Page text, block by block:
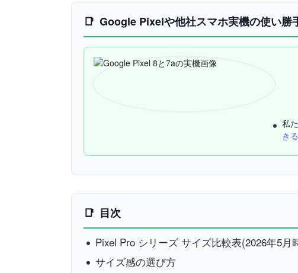
Google Pixelや他社スマホ実機の使い勝
私
き
目次
Pixel Pro シリーズ サイズ比較表(2026年5月
サイズ感の選び方